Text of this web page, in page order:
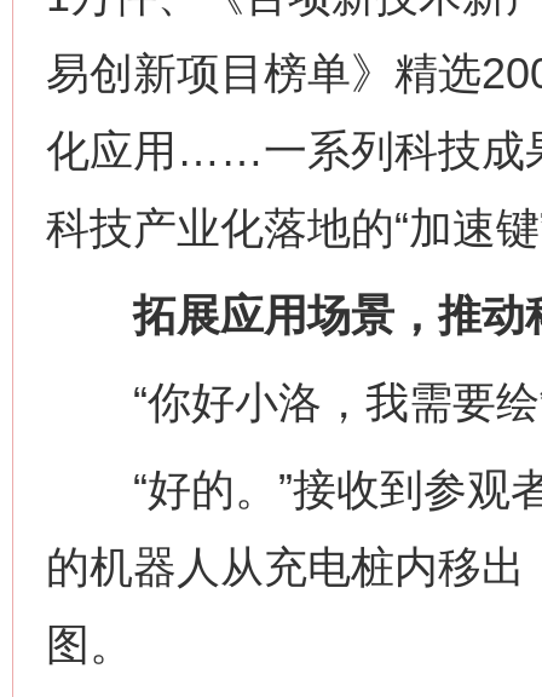
易创新项目榜单》精选
化应用……一系列科技成
科技产业化落地的“加速
拓展应用场景，推动
“你好小洛，我需要绘
“好的。”接收到参观
的机器人从充电桩内移
图。